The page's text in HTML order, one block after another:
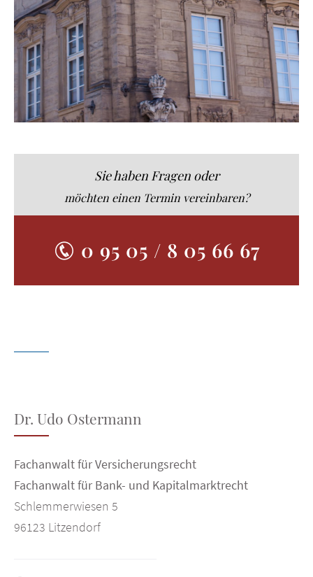
Sie haben Fragen oder
möchten einen Termin vereinbaren?
0 95 05 / 8 05 66 67
Dr. Udo Ostermann
Fachanwalt für Versicherungsrecht
Fachanwalt für Bank- und Kapitalmarktrecht
Schlemmerwiesen 5
96123 Litzendorf